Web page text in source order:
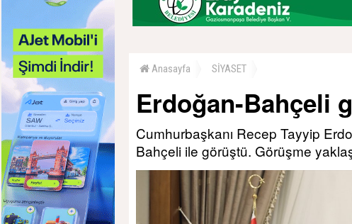
Anasayfa SİYASET
Erdoğan-Bahçeli
Cumhurbaşkanı Recep Tayyip
Bahçeli ile görüştü. Görüşme